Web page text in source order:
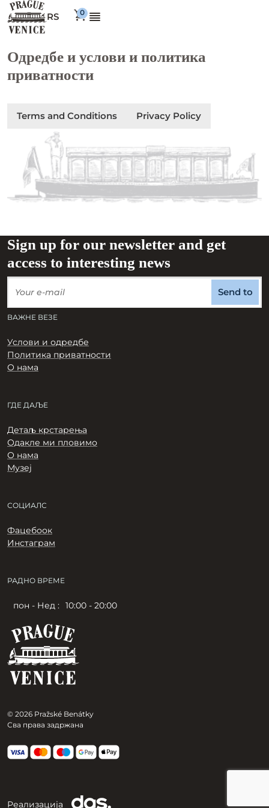
RS
Одредбе и услови и политика
приватности
Terms and Conditions Privacy Policy
Sign up for our newsletter and get
access to interesting news
Send to
© 2026 Pražské Benátky
Сва права задржана
ВАЖНЕ ВЕЗЕ
Услови и одредбе
Политика приватности
О нама
ГДЕ ДАЉЕ
Детаљ крстарења
Одакле ми пловимо
О нама
Музеј
СОЦИАЛС
Фацебоок
Инстаграм
РАДНО ВРЕМЕ
пон - Нед : 10:00 - 20:00
Реализација